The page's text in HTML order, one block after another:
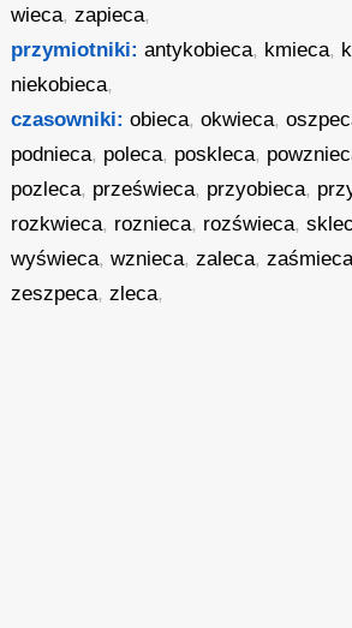
wieca,zapieca,
przymiotniki: antykobieca, kmieca,
niekobieca,
czasowniki: obieca,okwieca,
podnieca, poleca, poskleca,
pozleca, prześwieca, przyobieca,
rozkwieca, roznieca, rozświeca,
wyświeca,wznieca,zaleca,
zeszpeca,zleca,